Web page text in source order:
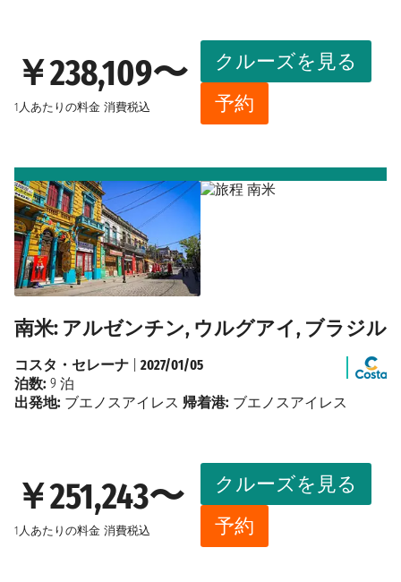
￥238,109〜
1人あたりの料金 消費税込
クルーズを見る
予約
南米: アルゼンチン, ウルグアイ, ブラジル
￥251,243〜
1人あたりの料金 消費税込
クルーズを見る
予約
コスタ・セレーナ
2027/01/05
泊数: 9 泊
出発地: ブエノスアイレス 帰着港: ブエノスアイレス